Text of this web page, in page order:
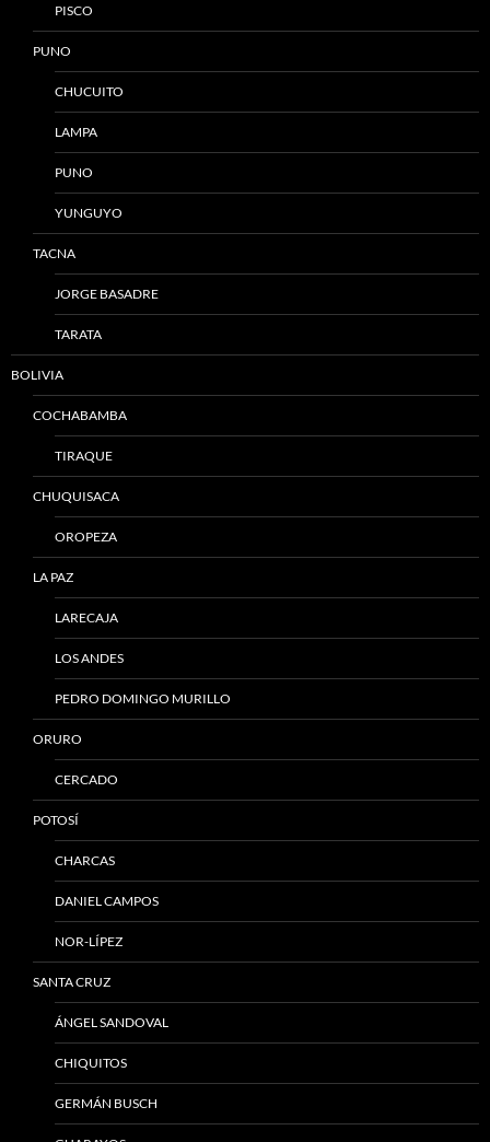
PISCO
PUNO
CHUCUITO
LAMPA
PUNO
YUNGUYO
TACNA
JORGE BASADRE
TARATA
BOLIVIA
COCHABAMBA
TIRAQUE
CHUQUISACA
OROPEZA
LA PAZ
LARECAJA
LOS ANDES
PEDRO DOMINGO MURILLO
ORURO
CERCADO
POTOSÍ
CHARCAS
DANIEL CAMPOS
NOR-LÍPEZ
SANTA CRUZ
ÁNGEL SANDOVAL
CHIQUITOS
GERMÁN BUSCH